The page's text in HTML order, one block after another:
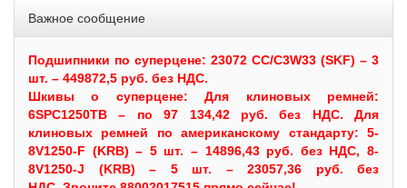
Важное сообщение
Подшипники по суперцене: 23072 CC/C3W33 (SKF) – 3
шт. – 449872,5 руб. без НДС.
Шкивыо суперцене:Для клиновых ремней:
6SPC1250TB – по 97 134,42 руб. без НДС. Для
клиновых ремней по американскому стандарту: 5-
8V1250-F (KRB) – 5 шт. – 14896,43 руб. без НДС, 8-
8V1250-J (KRB) – 5 шт. – 23057,36 руб. без